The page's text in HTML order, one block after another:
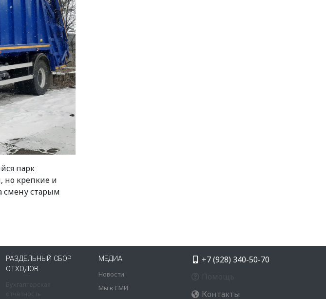
парк
но крепкие и
смену старым
РАЗДЕЛЬНЫЙ СБОР
ОТХОДОВ
МЕДИА
Новости
Мы в СМИ
+7 (928) 340-50-70
Контакты